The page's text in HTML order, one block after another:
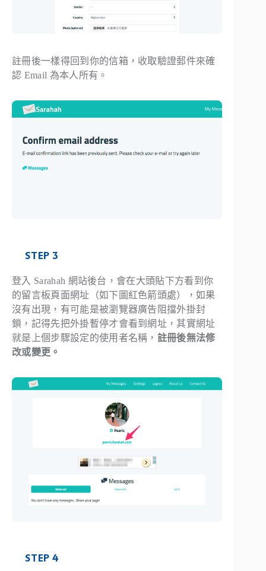
註冊後一樣得回到你的信箱，收取驗證郵件來確
認 Email 為本人所有。
STEP 3
登入 Sarahah 網站後台，會在大頭貼下方看到你
的留言板頁面網址（如下圖紅色箭頭處），如果
沒有出現，有可能是被瀏覽器廣告阻擋外掛封
鎖，記得先把外掛暫停才會看到網址，其實網址
就是上個步驟設定的使用者名稱， 註冊後無法修
改或變更。
STEP 4